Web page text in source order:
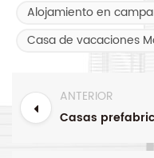
Alojamiento en
Casa de vacaciones
ANTERIOR